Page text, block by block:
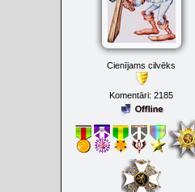
Cienījams cilvēks
Komentāri: 2185